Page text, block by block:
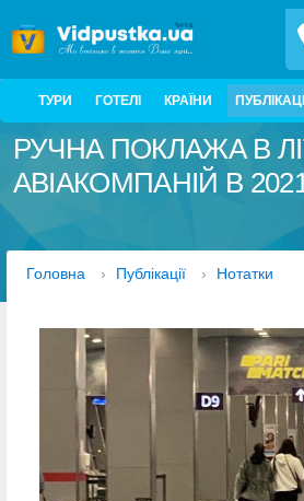
ТУРИ ГОТЕЛІ КРАЇНИ
РУЧНА ПОКЛАЖА В
АВІАКОМПАНІЙ В
Головна › Публікації › Нотатки